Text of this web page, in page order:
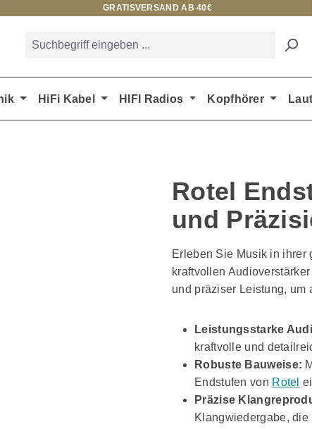
GRATISVERSAND AB 40€
HiFi Kabel HIFI Radios Kopfhörer
Rotel
und
Erleben Sie Musik in ihrer
kraftvollen
und präziser Leistung,
Leistungsstarke
kraftvolle und
Robuste Bauweise:
Endstufen von Rotel
Präzise
Klangwiedergabe,